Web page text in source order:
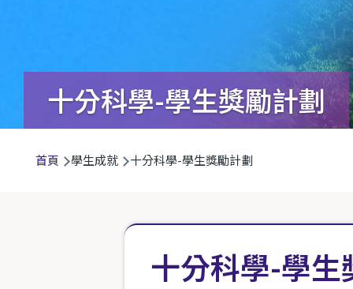
十分科學-學生獎勵計劃
航
首頁 學生成就 十分科學-學生獎勵計劃
十分科學-學生